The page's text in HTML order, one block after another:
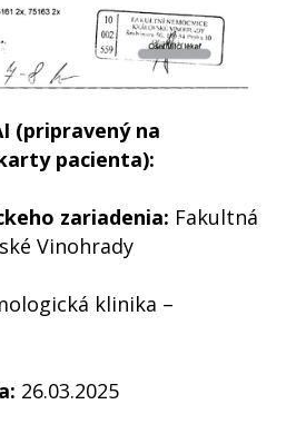
(pripravený na
pacienta):
zariadenia: Fakultná
Vinohrady
klinika –
26.03.2025